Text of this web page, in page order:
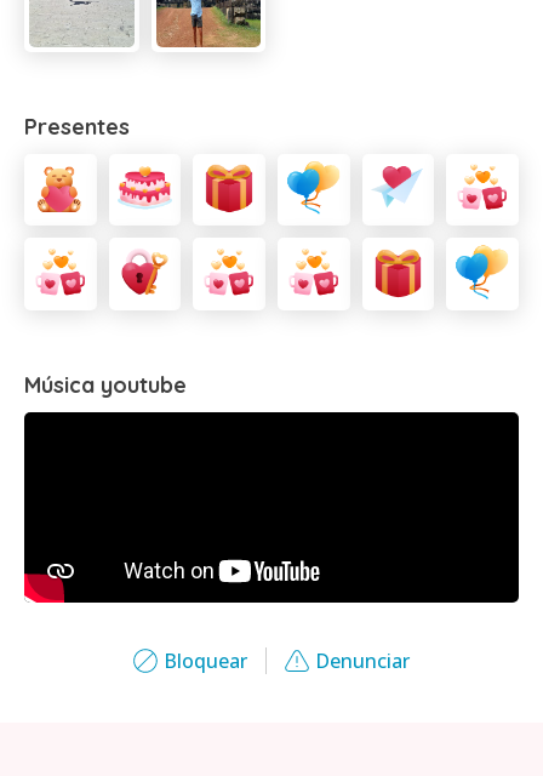
Bloquear Denunciar
Presentes
Música youtube